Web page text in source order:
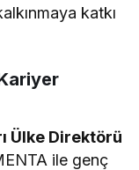
katkı
Ülke Direktörü
ile genç